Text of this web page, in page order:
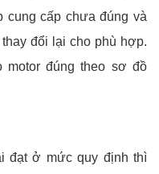
cung cấp chưa đúng và
đổi lại cho phù hợp.
motor đúng theo sơ đồ
đạt ở mức quy định thì